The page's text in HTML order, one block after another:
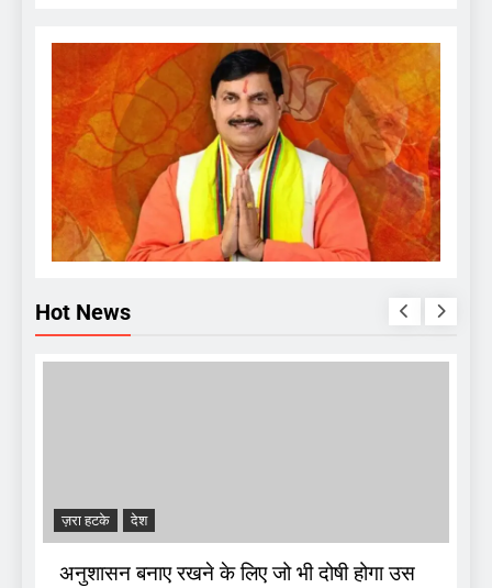
Hot News
ज़रा हटके देश
अनुशासन बनाए रखने के लिए जो भी दोषी होगा उस